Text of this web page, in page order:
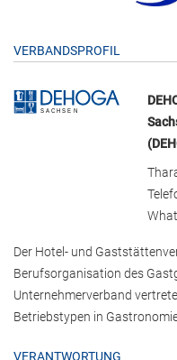
VERBANDSPROFIL
Der Hotel- und
Berufsorganisation des
Unternehmerverband
Betriebstypen in
VERANTWORTUNG